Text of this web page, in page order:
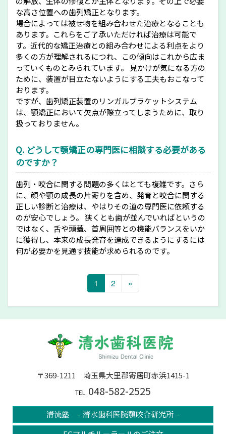
な高さ位置への歯列矯正となります。
場合によっては被せ物を組み合わせた治療となることも
あります。これらをご了承いただければ治療は可能で
す。近代的な矯正治療との組み合わせによる利点をより
多くの方が理解されるにつれ、この傾向はこれから広ま
っていくものとみられています。 見かけが気になる方の
ために、装置が目立たないようにする工夫もおこなって
おります。
ですが、歯列矯正装置のリンガルブラケットシステム
は、顎矯正において欠点が際立ってしまうために、取り
扱っておりません。
Q. どうして顎矯正の専門医に相談する必要がある
のですか？
歯列・咬合に関する問題の多くはとても複雑です。さら
に、顔や顎の成長の片寄りを含め、発育と咬合に関する
正しい診断と治療は、やはりその道の専門医に依頼する
のが安心でしょう。 狭くとも歯が並んでいればというの
ではなく、舌や頭蓋、首周囲等との機能バランスをいか
に獲得し、本来の成長発育を達成できるようにするには
何が必要かを見通す技能が求められるのです。
1 2 »
〒369-1211 埼玉県大里郡寄居町赤浜1415-1
TEL. 048-582-2525
清流塾 - 清水歯科医院顎咬合研究所 -